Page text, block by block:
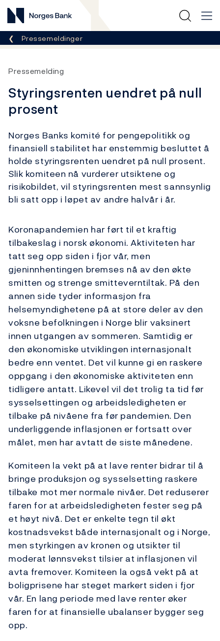
Norges Bank
Her er du nå:
Pressemeldinger
Pressemelding
Styringsrenten uendret på null
prosent
Norges Banks komité for pengepolitikk og
finansiell stabilitet har enstemmig besluttet å
holde styringsrenten uendret på null prosent.
Slik komiteen nå vurderer utsiktene og
risikobildet, vil styringsrenten mest sannsynlig
bli satt opp i løpet av andre halvår i år.
Koronapandemien har ført til et kraftig
tilbakeslag i norsk økonomi. Aktiviteten har
tatt seg opp siden i fjor vår, men
gjeninnhentingen bremses nå av den økte
smitten og strenge smitteverntiltak. På den
annen side tyder informasjon fra
helsemyndighetene på at store deler av den
voksne befolkningen i Norge blir vaksinert
innen utgangen av sommeren. Samtidig er
den økonomiske utviklingen internasjonalt
bedre enn ventet. Det vil kunne gi en raskere
oppgang i den økonomiske aktiviteten enn
tidligere antatt. Likevel vil det trolig ta tid før
sysselsettingen og arbeidsledigheten er
tilbake på nivåene fra før pandemien. Den
underliggende inflasjonen er fortsatt over
målet, men har avtatt de siste månedene.
Komiteen la vekt på at lave renter bidrar til å
bringe produksjon og sysselsetting raskere
tilbake mot mer normale nivåer. Det reduserer
faren for at arbeidsledigheten fester seg på
et høyt nivå. Det er enkelte tegn til økt
kostnadsvekst både internasjonalt og i Norge,
men styrkingen av kronen og utsikter til
moderat lønnsvekst tilsier at inflasjonen vil
avta fremover. Komiteen la også vekt på at
boligprisene har steget markert siden i fjor
vår. En lang periode med lave renter øker
faren for at finansielle ubalanser bygger seg
opp.